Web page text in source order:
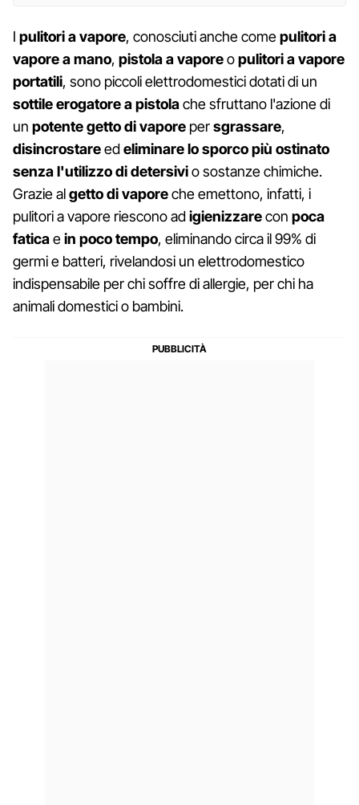
I pulitori a vapore, conosciuti anche comepulitori a
vapore a mano, pistola a vaporeopulitori a vapore
portatili, sono piccoli elettrodomestici dotati di un
sottile erogatore a pistolache sfruttano l'azione di
un potente getto di vapore persgrassare,
disincrostareedeliminare lo sporco più ostinato
senza l'utilizzo di detersivio sostanze chimiche.
Grazie algetto di vaporeche emettono, infatti, i
pulitori a vapore riescono adigienizzarecon poca
faticaein poco tempo, eliminando circa il 99% di
germi e batteri, rivelandosi un elettrodomestico
indispensabile per chi soffre di allergie, per chi ha
animali domestici o bambini.